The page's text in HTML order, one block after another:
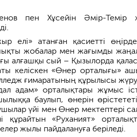
пен Хұсейін Әмір-Темір
елі» атанған қасиетті
жобалар мен жағымды
алғашқы сый – Қызылорда
келіскен «Өнер орталығы»
ғимаратының құрылысы
адам» орталықтары жұмыс
баулып, өнерін
үйі мен Өнер мектептері
«Руханият»
жылы пайдалануға беріледі.